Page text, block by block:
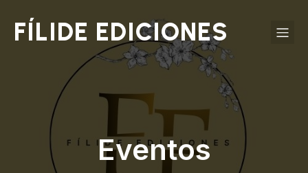
FÍLIDE EDICIONES
Eventos